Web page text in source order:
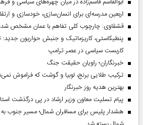
ابوالقاسم قاسم‌زاده در میان چهره‌های سیاسی و
اربعین مدرسه‌ای برای انسان‌سازی، خودسازی و
قشقاوی: چارچوب کلی تفاهم با عمان مشخص
پنطیکاستی، کاریزماتیک و جنبش حواریون جدید:
کاربست سیاسی در عصر ترامپ
خبرنگاران؛ راویان حقیقت جنگ
ترکیب طلایی برنج، لوبیا و گوشت که فراموش
بهترین هدیه روز خبرنگار
پیام تسلیت معاون وزیر ارشاد در پی درگذشت استاد
هشدار پلیس برای مسافران شمال؛ مسیر جنوب